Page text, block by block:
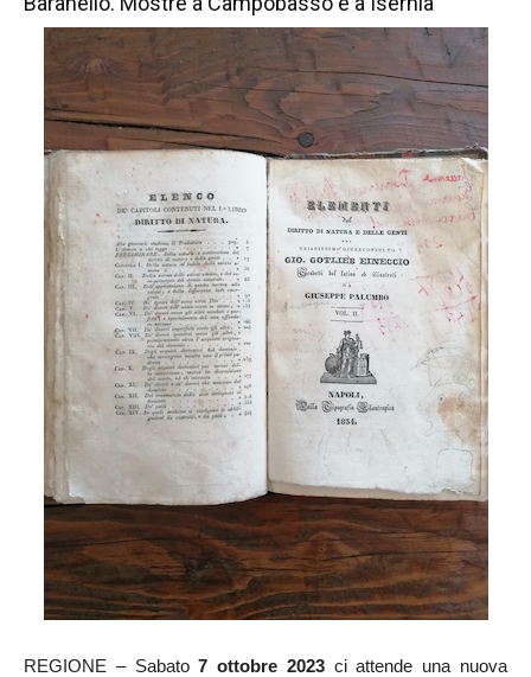
REGIONE – Sabato7 ottobre 2023ci attende una nuova